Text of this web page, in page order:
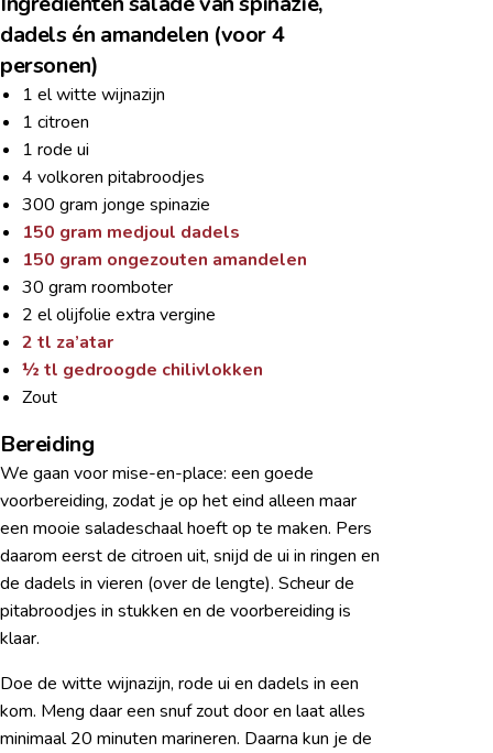
dadels én amandelen (voor 4
personen)
1 el witte wijnazijn
1 citroen
1 rode ui
4 volkoren pitabroodjes
300 gram jonge spinazie
150 gram medjoul dadels
150 gram ongezouten amandelen
30 gram roomboter
2 el olijfolie extra vergine
2 tl za’atar
½ tl gedroogde chilivlokken
Zout
Bereiding
We gaan voor mise-en-place: een goede
voorbereiding, zodat je op het eind alleen maar
een mooie saladeschaal hoeft op te maken. Pers
daarom eerst de citroen uit, snijd de ui in ringen en
de dadels in vieren (over de lengte). Scheur de
pitabroodjes in stukken en de voorbereiding is
klaar.
Doe de witte wijnazijn, rode ui en dadels in een
kom. Meng daar een snuf zout door en laat alles
minimaal 20 minuten marineren. Daarna kun je de